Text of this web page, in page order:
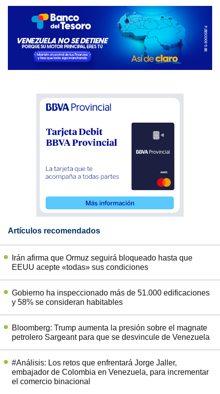
Artículos recomendados
Irán afirma que Ormuz seguirá bloqueado hasta que
EEUU acepte «todas» sus condiciones
Gobierno ha inspeccionado más de 51.000 edificaciones
y 58% se consideran habitables
Bloomberg: Trump aumenta la presión sobre el magnate
petrolero Sargeant para que se desvincule de Venezuela
#Análisis: Los retos que enfrentará Jorge Jaller,
embajador de Colombia en Venezuela, para incrementar
el comercio binacional